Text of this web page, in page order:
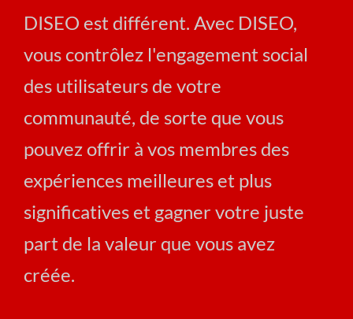
DISEO est différent. Avec DISEO,
vous contrôlez l'engagement social
des utilisateurs de votre
communauté, de sorte que vous
pouvez offrir à vos membres des
expériences meilleures et plus
significatives et gagner votre juste
part de la valeur que vous avez
créée.